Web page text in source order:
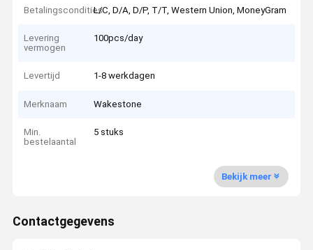
BetalingsconditiesL/C, D/A, D/P, T/T, Western Union, MoneyGram
Levering
vermogen
100pcs/day
Levertijd 1-8 werkdagen
Merknaam Wakestone
Min.
bestelaantal
5 stuks
Bekijk meer
Contactgegevens